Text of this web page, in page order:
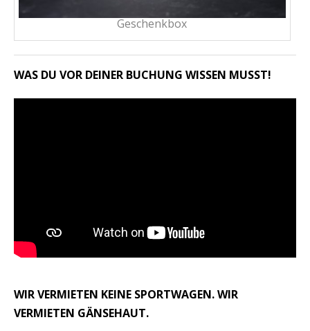
Geschenkbox
WAS DU VOR DEINER BUCHUNG WISSEN MUSST!
WIR VERMIETEN KEINE SPORTWAGEN. WIR
VERMIETEN GÄNSEHAUT.